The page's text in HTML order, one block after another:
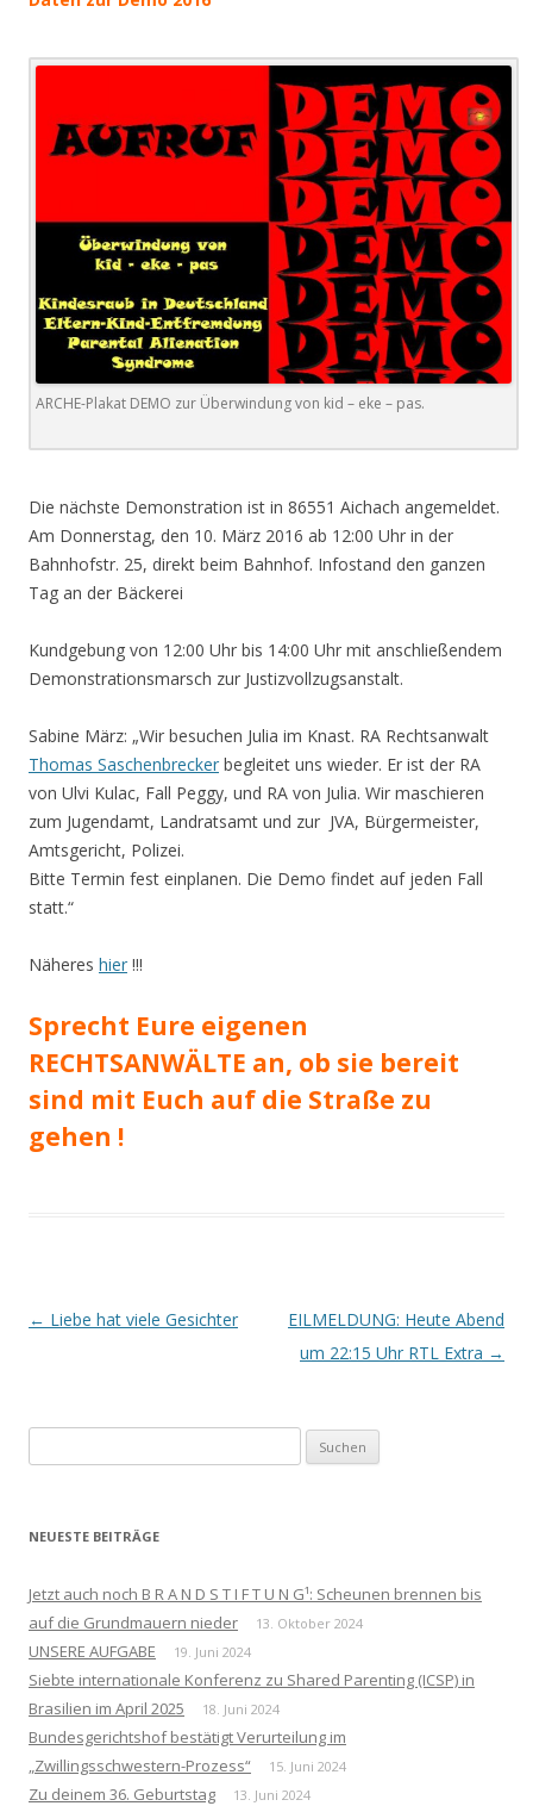
ARCHE-Plakat DEMO zur Überwindung von kid – eke – pas.
Die nächste Demonstration ist in 86551 Aichach angemeldet.
Am Donnerstag, den 10. März 2016 ab 12:00 Uhr in der
Bahnhofstr. 25, direkt beim Bahnhof. Infostand den ganzen
Tag an der Bäckerei
Kundgebung von 12:00 Uhr bis 14:00 Uhr mit anschließendem
Demonstrationsmarsch zur Justizvollzugsanstalt.
Sabine März: „Wir besuchen Julia im Knast. RA Rechtsanwalt
Thomas Saschenbrecker begleitet uns wieder. Er ist der RA
von Ulvi Kulac, Fall Peggy, und RA von Julia. Wir maschieren
zum Jugendamt, Landratsamt und zur JVA, Bürgermeister,
Amtsgericht, Polizei.
Bitte Termin fest einplanen. Die Demo findet auf jeden Fall
statt.“
Näheres hier !!!
Sprecht Eure eigenen
RECHTSANWÄLTE an, ob sie bereit
sind mit Euch auf die Straße zu
gehen !
Beitrags-
← Liebe hat viele Gesichter
EILMELDUNG: Heute Abend
um 22:15 Uhr RTL Extra →
nach:
NEUESTE BEITRÄGE
Jetzt auch noch B R A N D S T I F T U N G¹: Scheunen brennen bis
auf die Grundmauern nieder
13. Oktober 2024
UNSERE AUFGABE 19. Juni 2024
Siebte internationale Konferenz zu Shared Parenting (ICSP) in
Brasilien im April 2025
18. Juni 2024
Bundesgerichtshof bestätigt Verurteilung im
„Zwillingsschwestern-Prozess“
15. Juni 2024
Zu deinem 36. Geburtstag 13. Juni 2024